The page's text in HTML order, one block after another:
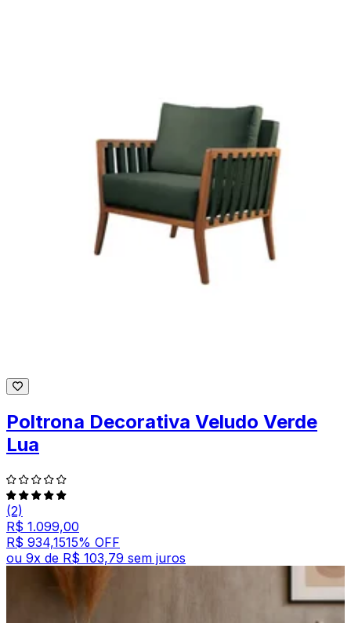
Poltrona Decorativa Veludo Verde
Lua
(2)
R$ 1.099,00
R$ 934,1515% OFF
ou 9x de R$ 103,79 sem juros